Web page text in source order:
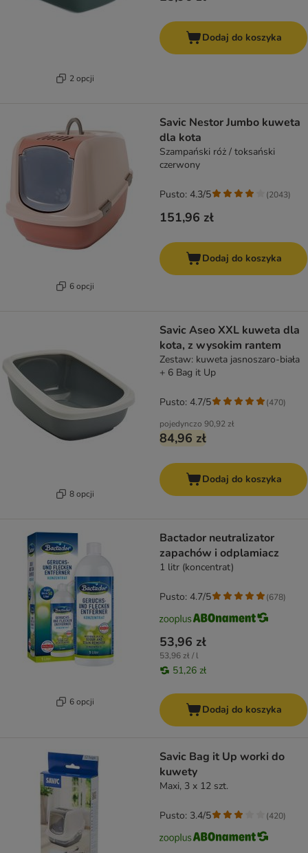
2 opcji
Dodaj do koszyka
6 opcji
Savic Nestor Jumbo kuweta
dla kota
Szampański róż / toksański
czerwony
151,96 zł
Pusto: 4.3/5 (2043)
Dodaj do koszyka
8 opcji
Savic Aseo XXL kuweta dla
kota, z wysokim rantem
Zestaw: kuweta jasnoszaro-biała
+ 6 Bag it Up
pojedynczo 90,92 zł
84,96 zł
Pusto: 4.7/5 (470)
Dodaj do koszyka
6 opcji
Bactador neutralizator
zapachów i odplamiacz
1 litr (koncentrat)
53,96 zł
53,96 zł / l
51,26 zł
Pusto: 4.7/5 (678)
Dodaj do koszyka
Savic Bag it Up worki do
kuwety
Maxi, 3 x 12 szt.
Pusto: 3.4/5 (420)